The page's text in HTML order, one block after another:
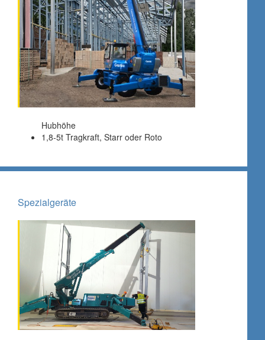
Hubhöhe
1,8-5t Tragkraft, Starr oder Roto
Spezialgeräte